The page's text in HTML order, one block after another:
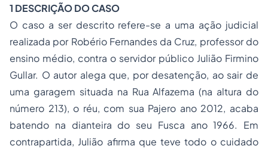
1 DESCRIÇÃO DO CASO
O caso a ser descrito refere-se a uma ação judicial
realizada por Robério Fernandes da Cruz, professor do
ensino médio, contra o servidor público Julião Firmino
Gullar. O autor alega que, por desatenção, ao sair de
uma garagem situada na Rua Alfazema (na altura do
número 213), o réu, com sua Pajero ano 2012, acaba
batendo na dianteira do seu Fusca ano 1966. Em
contrapartida, Julião afirma que teve todo o cuidado